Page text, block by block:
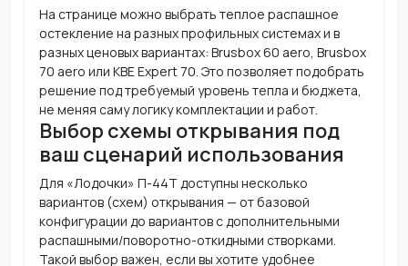
На странице можно выбрать теплое распашное
остекление на разных профильных системах и в
разных ценовых вариантах: Brusbox 60 aero, Brusbox
70 aero или KBE Expert 70. Это позволяет подобрать
решение под требуемый уровень тепла и бюджета,
не меняя саму логику комплектации и работ.
Выбор схемы открывания под
ваш сценарий использования
Для «Лодочки» П-44Т доступны несколько
вариантов (схем) открывания — от базовой
конфигурации до вариантов с дополнительными
распашными/поворотно-откидными створками.
Такой выбор важен, если вы хотите удобнее